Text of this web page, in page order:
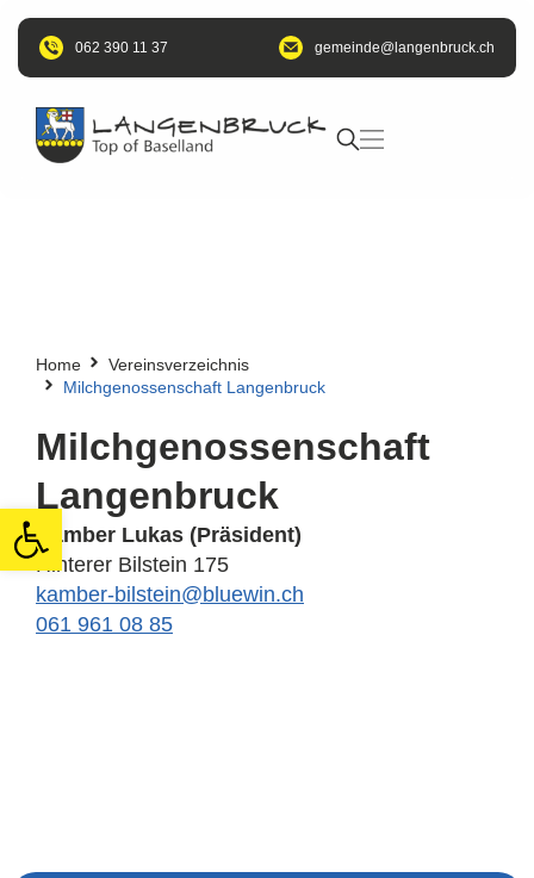
Open toolbar
062 390 11 37 hc.kcurbnegnal
@edniemeg
Home
Vereinsverzeichnis
Milchgenossenschaft Langenbruck
Milchgenossenschaft
Langenbruck
Kamber Lukas (Präsident)
Hinterer Bilstein 175
hc.niweulb
@nietslib-rebmak
061 961 08 85